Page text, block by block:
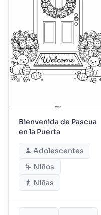
Bienvenida de Pascua
en la Puerta
Adolescentes
Niños
Niñas